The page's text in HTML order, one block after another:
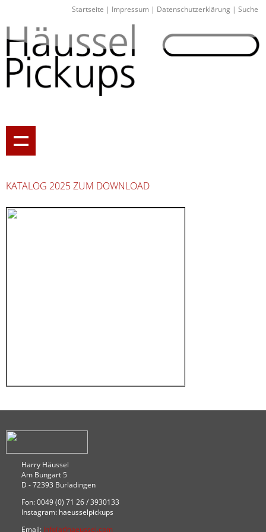
Startseite | Impressum | Datenschutzerklärung | Suche
KATALOG 2025 ZUM DOWNLOAD
Harry Häussel
Am Bungart 5
D - 72393 Burladingen
Fon: 0049 (0) 71 26 / 3930133
Instagram: haeusselpickups
Email: info(at)haeussel.com